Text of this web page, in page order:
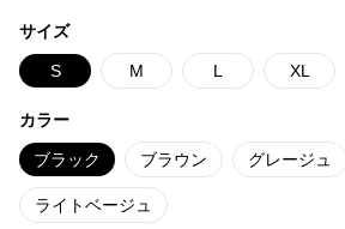
サイズ
S M L XL
カラー
ブラック ブラウン グレージュ
ライトベージュ